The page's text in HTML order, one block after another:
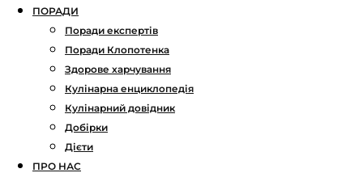
ПОРАДИ
Поради експертів
Поради Клопотенка
Здорове харчування
Кулінарна енциклопедія
Кулінарний довідник
Добірки
Дієти
ПРО НАС